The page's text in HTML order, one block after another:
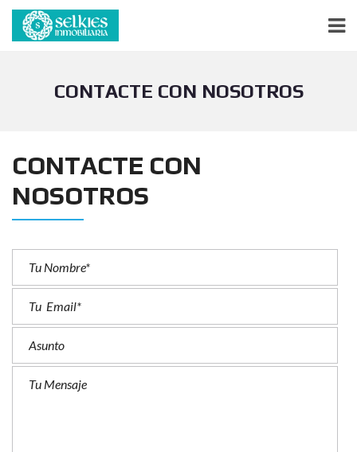
CONTACTE CON NOSOTROS
CONTACTE CON
NOSOTROS